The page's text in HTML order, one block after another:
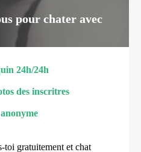
pour chater avec
24h/24h
des inscritres
toi gratuitement et chat